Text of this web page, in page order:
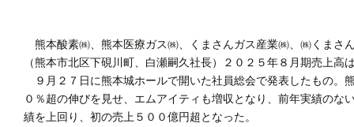
熊本酸素㈱、熊本医療ガス㈱、くまさんガス産業㈱、㈱くまさ
（熊本市北区下硯川町、白瀬嗣久社長）２０２５年８月期売上
９月２７日に熊本城ホールで開いた社員総会で発表したもの。
０％超の伸びを見せ、エムアイティも増収となり、前年実績の
績を上回り、初の売上５００億円超となった。